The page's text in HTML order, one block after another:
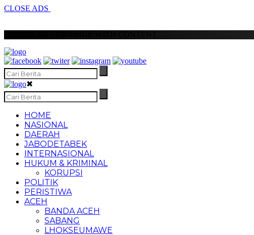
CLOSE ADS
✖
HOME
NASIONAL
DAERAH
JABODETABEK
INTERNASIONAL
HUKUM & KRIMINAL
KORUPSI
POLITIK
PERISTIWA
ACEH
BANDA ACEH
SABANG
LHOKSEUMAWE